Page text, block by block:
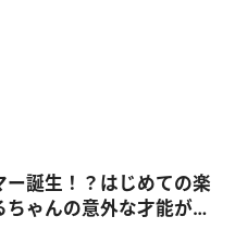
ー誕生！？はじめての楽
ゃんの意外な才能が開